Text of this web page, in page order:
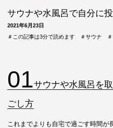
サウナや水風呂で自分に
2021年6月23日
＃この記事は3分で読めます
＃サウナ
01サウナや水風呂を
ごし方
これまでよりも自宅で過ごす時間